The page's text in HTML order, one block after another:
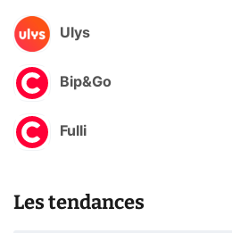
Ulys
Bip&Go
Fulli
Les tendances